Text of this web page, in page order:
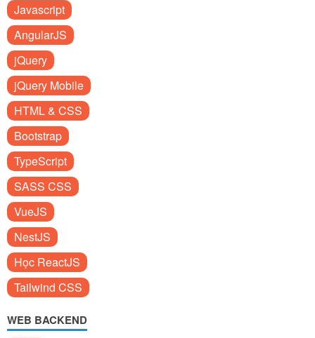
Javascript
AngularJS
jQuery
jQuery Mobile
HTML & CSS
Bootstrap
TypeScript
SASS CSS
VueJS
NestJS
Học ReactJS
Tailwind CSS
WEB BACKEND